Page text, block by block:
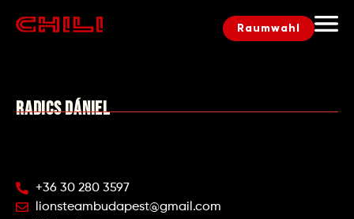
Raumwahl
RADICS DÁNIEL
+36 30 280 3597
lionsteambudapest@gmail.com